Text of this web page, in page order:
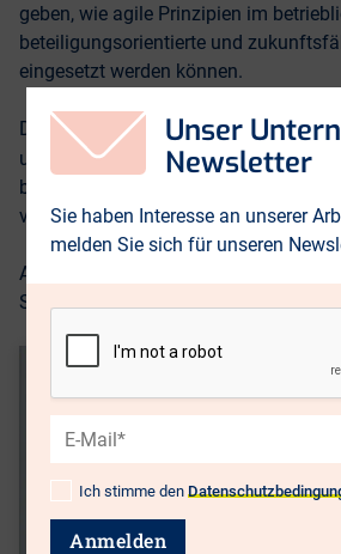
geben, wie agile Prinzipien im
beteiligungsorientierte und
eingesetzt werden können.
Die Poster-Broschüre kann als
unter
bestellt werden. Eine digitale Version
verfügbar.
Ab sofort legen wir jeder Bestellung
Stickerbogen bei!
Unser
Newsletter
Sie haben Interesse an unserer
melden Sie sich für unseren
E-
Mail*
Datenschutz*
Ich stimme den
Anmelden